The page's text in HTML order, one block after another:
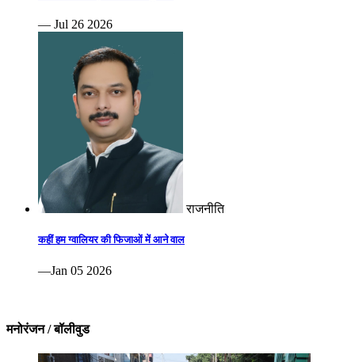
— Jul 26 2026
राजनीति
कहीं हम ग्वालियर की फिजाओं में आने वाल
—Jan 05 2026
मनोरंजन / बॉलीवुड